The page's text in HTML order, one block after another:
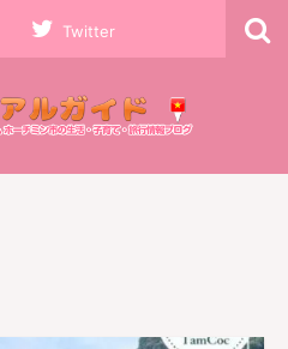
Twitter